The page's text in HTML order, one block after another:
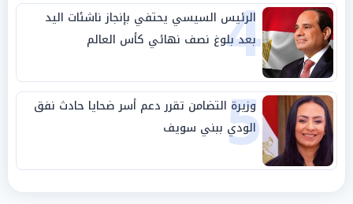
4
الرئيس السيسي يحتفي بإنجاز ناشئات اليد
بعد بلوغ نصف نهائي كأس العالم
5
وزيرة التضامن تقرر دعم أسر ضحايا حادث نفق
الودي ببني سويف